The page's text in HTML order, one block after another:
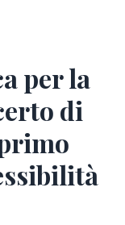
per la
di